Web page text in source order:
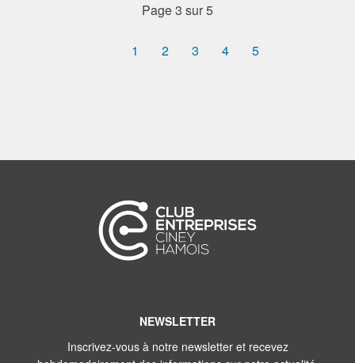
Page 3 sur 5
1 2 3 4 5
NEWSLETTER
Inscrivez-vous à notre newsletter et recevez